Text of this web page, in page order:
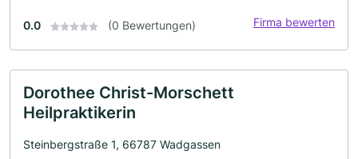
0.0 (0 Bewertungen) Firma bewerten
Dorothee Christ-Morschett
Heilpraktikerin
Steinbergstraße 1, 66787 Wadgassen